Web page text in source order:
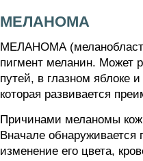
МЕЛАНОМА
МЕЛАНОМА
пигмент меланин. Может
путей, в глазном яблоке
которая развивается
Причинами меланомы
Вначале обнаруживается
изменение его цвета,